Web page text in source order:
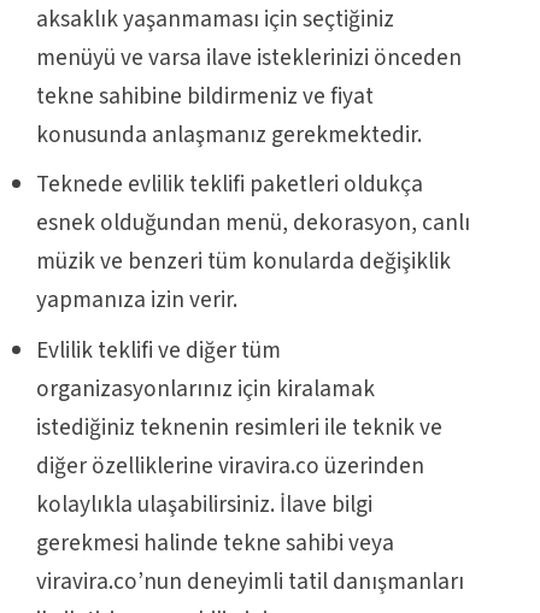
aksaklık yaşanmaması için seçtiğiniz
menüyü ve varsa ilave isteklerinizi önceden
tekne sahibine bildirmeniz ve fiyat
konusunda anlaşmanız gerekmektedir.
Teknede evlilik teklifi paketleri oldukça
esnek olduğundan menü, dekorasyon, canlı
müzik ve benzeri tüm konularda değişiklik
yapmanıza izin verir.
Evlilik teklifi ve diğer tüm
organizasyonlarınız için kiralamak
istediğiniz teknenin resimleri ile teknik ve
diğer özelliklerine viravira.co üzerinden
kolaylıkla ulaşabilirsiniz. İlave bilgi
gerekmesi halinde tekne sahibi veya
viravira.co’nun deneyimli tatil danışmanları